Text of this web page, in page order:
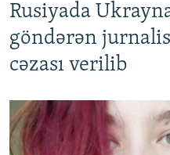
Rusiyada
göndərən
cəzası verilib